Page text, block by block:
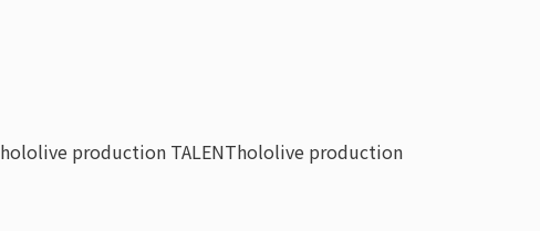
hololive production TALENThololive production